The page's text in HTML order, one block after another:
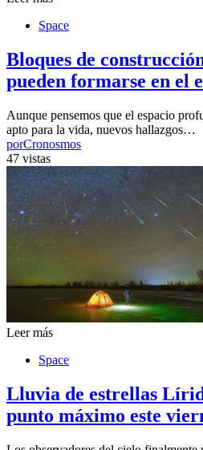
Space
Bloques de
pueden formarse en el
Aunque pensemos que el espacio
apto para la vida, nuevos hallazgos…
porCronosmos
47 vistas
Leer más
Space
Lluvia de estrellas
punto máximo este